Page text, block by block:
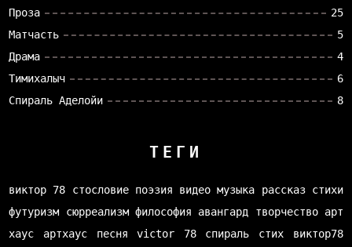
Проза
25
Матчасть
5
Драма
4
Тимихалыч
6
Спираль Аделойи
8
ТЕГИ
виктор 78 стословие поэзия видео музыка рассказ стихи
футуризм
сюрреализм философия авангард творчество арт
хаус
артхаус песня victor 78 спираль стих виктор78